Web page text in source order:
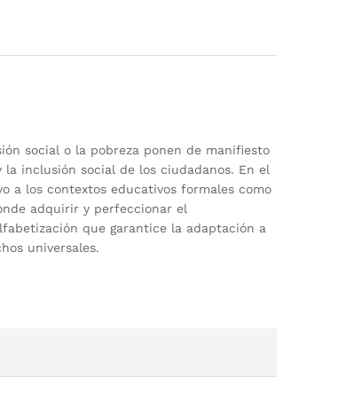
social o la pobreza ponen de manifiesto
inclusión social de los ciudadanos. En el
a los contextos educativos formales como
adquirir y perfeccionar el
que garantice la adaptación a
universales.